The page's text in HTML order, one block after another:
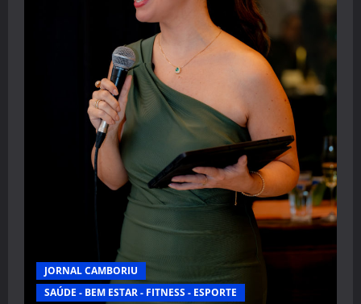
JORNAL CAMBORIU
SAÚDE - BEM ESTAR - FITNESS - ESPORTE